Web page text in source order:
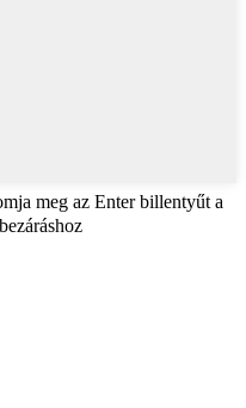
meg az Enter billentyűt a